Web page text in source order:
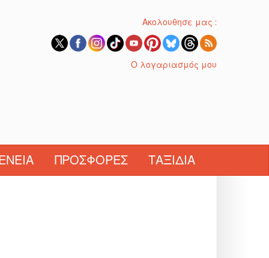
Ακολουθησε μας :
Ο λογαριασμός μου
ΠΡΟΣΦΟΡΈΣ ΤΑΞΊΔΙΑ